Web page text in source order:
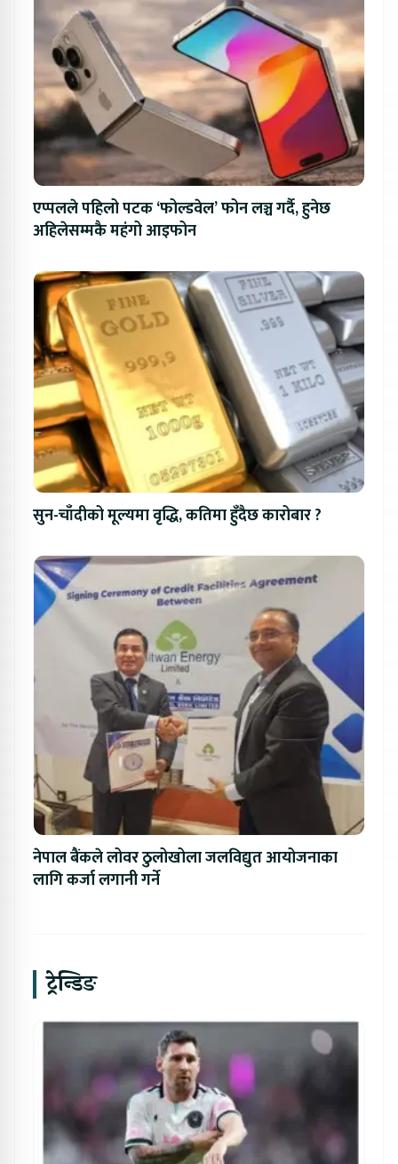
एप्पलले पहिलो पटक ‘फोल्डवेल’ फोन लञ्च गर्दै, हुनेछ
अहिलेसम्मकै महंगो आइफोन
सुन-चाँदीको मूल्यमा वृद्धि, कतिमा हुँदैछ कारोबार ?
नेपाल बैंकले लोवर ठुलोखोला जलविद्युत आयोजनाका
लागि कर्जा लगानी गर्ने
ट्रेन्डिङ